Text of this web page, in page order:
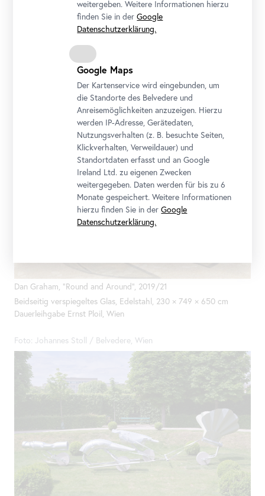
Thomas Geiger, „Atlas, Sphinx und Doktor“, 2023
Aus der Reihe „Bust Talks“
, Video
Courtesy Thomas Geiger
Foto: Johannes Stoll, Belvedere / Wien, © Bildrecht, Wien 2023
Dan Graham, "Round and Around", 2019/21
Beidseitig verspiegeltes Glas, Edelstahl, 230 × 749 × 650 cm
Dauerleihgabe Ernst Ploil, Wien
Foto: Johannes Stoll / Belvedere, Wien
weitergeben. Weitere Informationen hierzu
finden Sie in derGoogle
Datenschutzerklärung.
Google Maps
Der Kartenservice wird eingebunden, um
die Standorte des Belvedere und
Anreisemöglichkeiten anzuzeigen. Hierzu
werden IP-Adresse, Gerätedaten,
Nutzungsverhalten (z. B. besuchte Seiten,
Klickverhalten, Verweildauer) und
Standortdaten erfasst und an Google
Ireland Ltd. zu eigenen Zwecken
weitergegeben. Daten werden für bis zu 6
Monate gespeichert. Weitere Informationen
hierzu finden Sie in derGoogle
Datenschutzerklärung.